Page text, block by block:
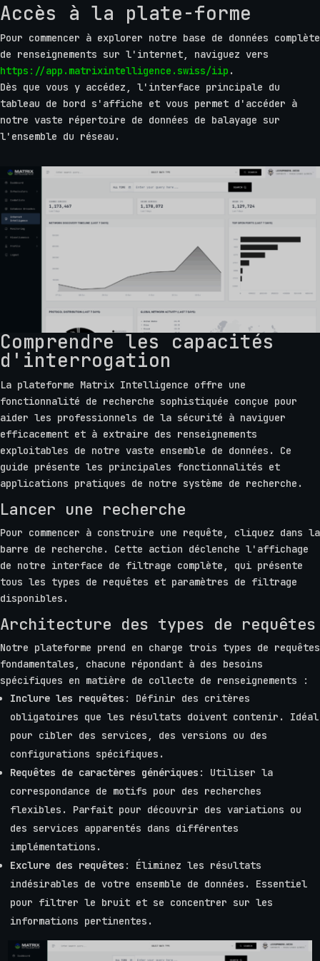
Accès à la plate-forme
Pour commencer à explorer notre base de données complète
de renseignements sur l'internet, naviguez vers
https://app.matrixintelligence.swiss/iip .
Dès que vous y accédez, l'interface principale du
tableau de bord s'affiche et vous permet d'accéder à
notre vaste répertoire de données de balayage sur
l'ensemble du réseau.
Comprendre les capacités
d'interrogation
La plateforme Matrix Intelligence offre une
fonctionnalité de recherche sophistiquée conçue pour
aider les professionnels de la sécurité à naviguer
efficacement et à extraire des renseignements
exploitables de notre vaste ensemble de données. Ce
guide présente les principales fonctionnalités et
applications pratiques de notre système de recherche.
Lancer une recherche
Pour commencer à construire une requête, cliquez dans la
barre de recherche. Cette action déclenche l'affichage
de notre interface de filtrage complète, qui présente
tous les types de requêtes et paramètres de filtrage
disponibles.
Architecture des types de requêtes
Notre plateforme prend en charge trois types de requêtes
fondamentales, chacune répondant à des besoins
spécifiques en matière de collecte de renseignements :
Inclure les requêtes : Définir des critères
obligatoires que les résultats doivent contenir. Idéal
pour cibler des services, des versions ou des
configurations spécifiques.
Requêtes de caractères génériques : Utiliser la
correspondance de motifs pour des recherches
flexibles. Parfait pour découvrir des variations ou
des services apparentés dans différentes
implémentations.
Exclure des requêtes : Éliminez les résultats
indésirables de votre ensemble de données. Essentiel
pour filtrer le bruit et se concentrer sur les
informations pertinentes.